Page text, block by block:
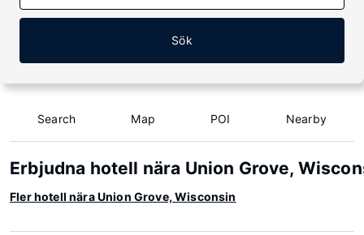
Sök
Search Map POI Nearby
Erbjudna hotell nära Union Grove,
Fler hotell nära Union Grove, Wisconsin